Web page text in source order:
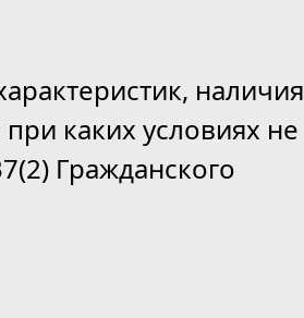
наличия
каких условиях не
Гражданского